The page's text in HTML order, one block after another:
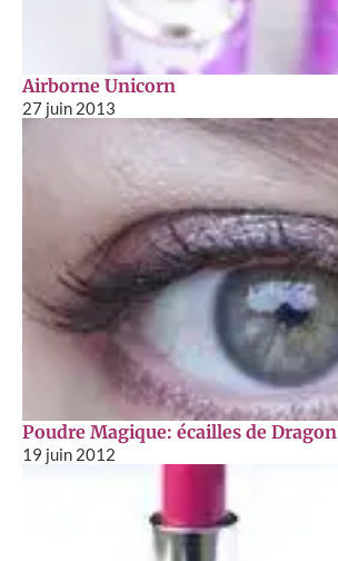
Airborne Unicorn
27 juin 2013
Poudre Magique: écailles de Dragon
19 juin 2012